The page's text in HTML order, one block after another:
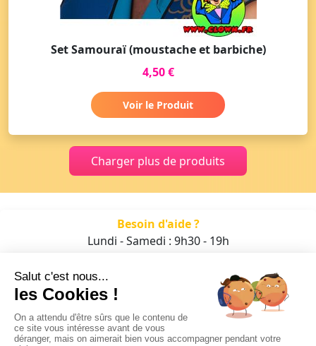
Set Samouraï (moustache et barbiche)
4,50 €
Voir le Produit
Charger plus de produits
Besoin d'aide ?
Lundi - Samedi : 9h30 - 19h